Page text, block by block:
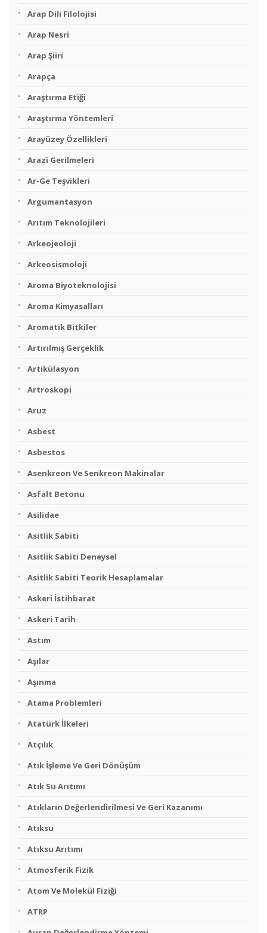
Arap Dili Filolojisi
Arap Nesri
Arap Şiiri
Arapça
Araştırma Etiği
Araştırma Yöntemleri
Arayüzey Özellikleri
Arazi Gerilmeleri
Ar-Ge Teşvikleri
Argumantasyon
Arıtım Teknolojileri
Arkeojeoloji
Arkeosismoloji
Aroma Biyoteknolojisi
Aroma Kimyasalları
Aromatik Bitkiler
Artırılmış Gerçeklik
Artikülasyon
Artroskopi
Aruz
Asbest
Asbestos
Asenkreon Ve Senkreon Makinalar
Asfalt Betonu
Asilidae
Asitlik Sabiti
Asitlik Sabiti Deneysel
Asitlik Sabiti Teorik Hesaplamalar
Askeri İstihbarat
Askeri Tarih
Astım
Aşılar
Aşınma
Atama Problemleri
Atatürk İlkeleri
Atçılık
Atık İşleme Ve Geri Dönüşüm
Atık Su Arıtımı
Atıkların Değerlendirilmesi Ve Geri Kazanımı
Atıksu
Atıksu Arıtımı
Atmosferik Fizik
Atom Ve Molekül Fiziği
ATRP